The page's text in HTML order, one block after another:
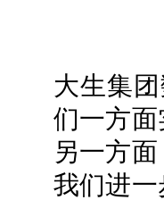
大生集
们一方
另一方
我们进